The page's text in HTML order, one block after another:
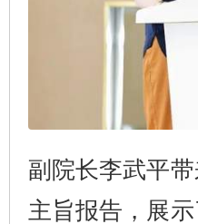
副院长李武平
主旨报告，展